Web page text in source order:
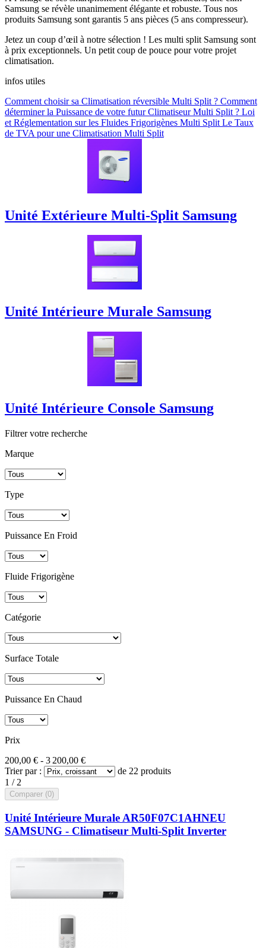
Samsung se révèle unanimement élégante et robuste. Tous nos
produits Samsung sont garantis 5 ans pièces (5 ans compresseur).
Jetez un coup d’œil à notre sélection ! Les multi split Samsung sont
à prix exceptionnels. Un petit coup de pouce pour votre projet
climatisation.
infos utiles
Comment choisir sa Climatisation réversible Multi Split ? Comment
déterminer la Puissance de votre futur Climatiseur Multi Split ? Loi
et Réglementation sur les Fluides Frigorigènes Multi Split Le Taux
de TVA pour une Climatisation Multi Split
Unité Extérieure Multi-Split Samsung
Unité Intérieure Murale Samsung
Unité Intérieure Console Samsung
Filtrer votre recherche
Marque
Type
Puissance En Froid
Fluide Frigorigène
Catégorie
Surface Totale
Puissance En Chaud
Prix
200,00 € - 3 200,00 €
Trier par :
de 22 produits
1 / 2
Comparer (0)‎
Unité Intérieure Murale AR50F07C1AHNEU
SAMSUNG - Climatiseur Multi-Split Inverter